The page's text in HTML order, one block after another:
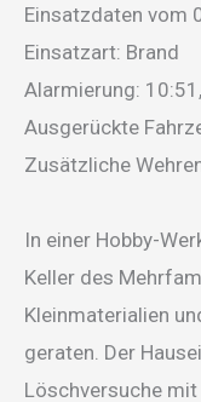
Einsatzdaten vom
Einsatzart: Brand
Alarmierung:
Ausgerückte
Zusätzliche
In einer Hobby-
Keller des
Kleinmaterialien
geraten. Der
Löschversuche